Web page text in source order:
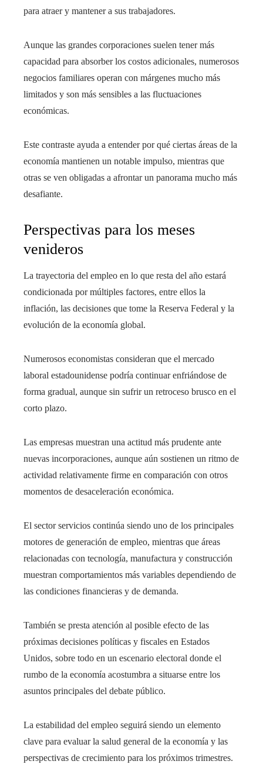
para atraer y mantener a sus trabajadores.
Aunque las grandes corporaciones suelen tener más
capacidad para absorber los costos adicionales, numerosos
negocios familiares operan con márgenes mucho más
limitados y son más sensibles a las fluctuaciones
económicas.
Este contraste ayuda a entender por qué ciertas áreas de la
economía mantienen un notable impulso, mientras que
otras se ven obligadas a afrontar un panorama mucho más
desafiante.
Perspectivas para los meses
venideros
La trayectoria del empleo en lo que resta del año estará
condicionada por múltiples factores, entre ellos la
inflación, las decisiones que tome la Reserva Federal y la
evolución de la economía global.
Numerosos economistas consideran que el mercado
laboral estadounidense podría continuar enfriándose de
forma gradual, aunque sin sufrir un retroceso brusco en el
corto plazo.
Las empresas muestran una actitud más prudente ante
nuevas incorporaciones, aunque aún sostienen un ritmo de
actividad relativamente firme en comparación con otros
momentos de desaceleración económica.
El sector servicios continúa siendo uno de los principales
motores de generación de empleo, mientras que áreas
relacionadas con tecnología, manufactura y construcción
muestran comportamientos más variables dependiendo de
las condiciones financieras y de demanda.
También se presta atención al posible efecto de las
próximas decisiones políticas y fiscales en Estados
Unidos, sobre todo en un escenario electoral donde el
rumbo de la economía acostumbra a situarse entre los
asuntos principales del debate público.
La estabilidad del empleo seguirá siendo un elemento
clave para evaluar la salud general de la economía y las
perspectivas de crecimiento para los próximos trimestres.